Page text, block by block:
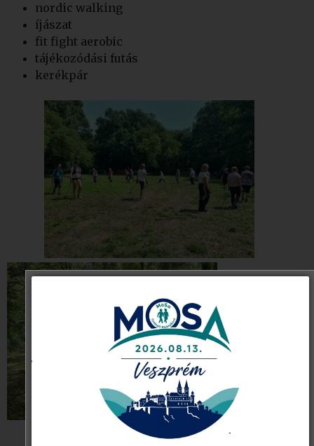
nordic walking
íjászat
fit fight aerobic
tájékozódási futás
kerékpár